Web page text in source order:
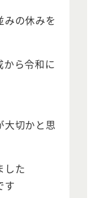
みの休みを
ら令和に
大切かと思
した
す